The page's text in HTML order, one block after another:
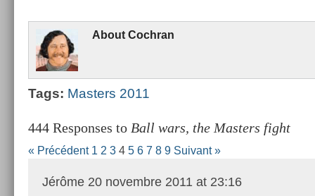
About Co­chran
Tags: Mast­ers 2011
444 Responses to Ball wars, the Masters fight
« Précédent 1 2 3 4 5 6 7 8 9 Suivant »
Jérôme 20 novembre 2011 at 23:16